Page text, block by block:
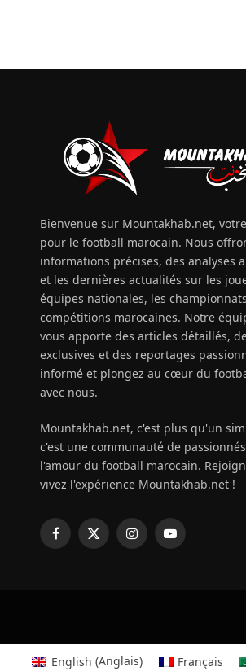
Bienvenue sur Mountakhab.net,
pour le football marocain. Nous
informations précises, des analyses
et les dernières actualités sur les
équipes nationales, les
compétitions marocaines. Notre
vous apporte des articles détaillés,
exclusives et des reportages
informé et plongez au cœur du
avec nous.
Mountakhab.net, c'est plus qu'un
c'est une communauté de
l'amour du football marocain.
vivez l'expérience Mountakhab.net !
Facebook
X
InstagramYouTube
English (Anglais) Français